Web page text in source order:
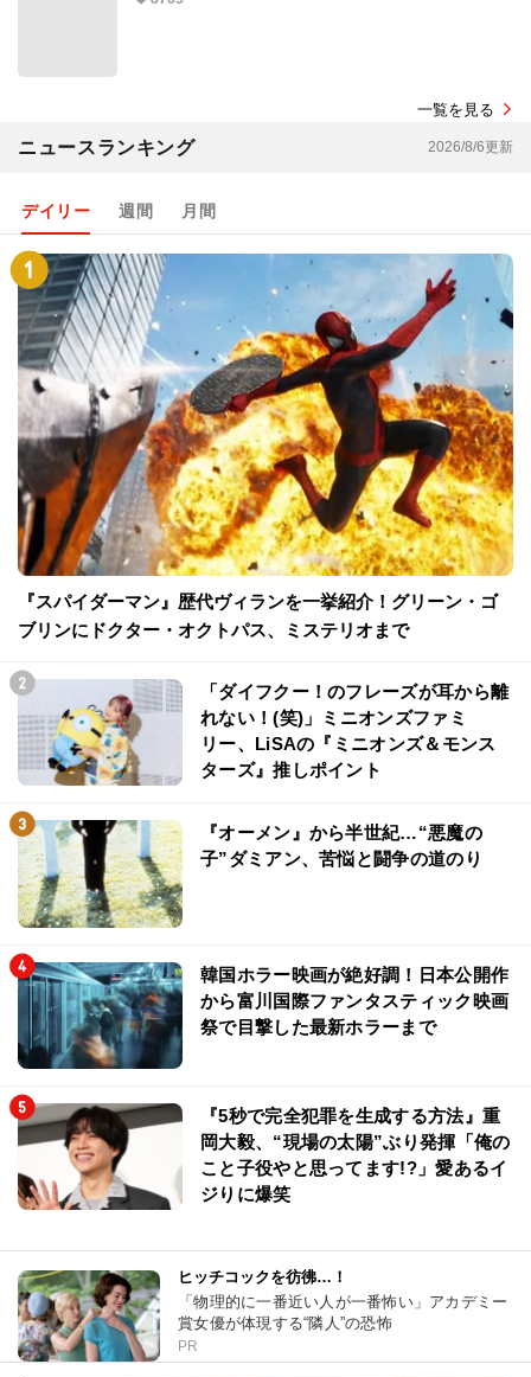
一覧を見る
ニュースランキング 2026/8/6更新
デイリー 週間 月間
『スパイダーマン』歴代ヴィランを一挙紹介！グリーン・ゴ
ブリンにドクター・オクトパス、ミステリオまで
「ダイフクー！のフレーズが耳から離
れない！(笑)」ミニオンズファミ
リー、LiSAの『ミニオンズ＆モンス
ターズ』推しポイント
『オーメン』から半世紀…“悪魔の
子”ダミアン、苦悩と闘争の道のり
韓国ホラー映画が絶好調！日本公開作
から富川国際ファンタスティック映画
祭で目撃した最新ホラーまで
『5秒で完全犯罪を生成する方法』重
岡大毅、“現場の太陽”ぶり発揮「俺の
こと子役やと思ってます!?」愛あるイ
ジりに爆笑
ヒッチコックを彷彿…！
「物理的に一番近い人が一番怖い」アカデミー
賞女優が体現する“隣人”の恐怖
PR